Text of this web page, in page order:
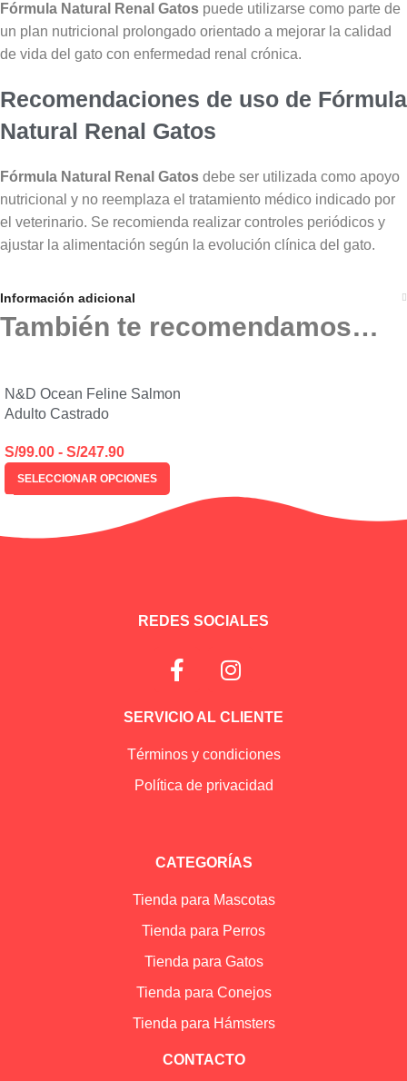
Fórmula Natural Renal Gatos puede utilizarse como parte de
un plan nutricional prolongado orientado a mejorar la calidad
de vida del gato con enfermedad renal crónica.
Recomendaciones de uso de Fórmula
Natural Renal Gatos
Fórmula Natural Renal Gatos debe ser utilizada como apoyo
nutricional y no reemplaza el tratamiento médico indicado por
el veterinario. Se recomienda realizar controles periódicos y
ajustar la alimentación según la evolución clínica del gato.
Información adicional
También te recomendamos…
N&D Ocean Feline Salmon
Adulto Castrado
S/99.00 - S/247.90
SELECCIONAR OPCIONES
REDES SOCIALES
SERVICIO AL CLIENTE
Términos y condiciones
Política de privacidad
CATEGORÍAS
Tienda para Mascotas
Tienda para Perros
Tienda para Gatos
Tienda para Conejos
Tienda para Hámsters
CONTACTO